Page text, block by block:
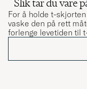
Slik tar du vare
For å holde t-
vaske den på rett
forlenge levetiden til